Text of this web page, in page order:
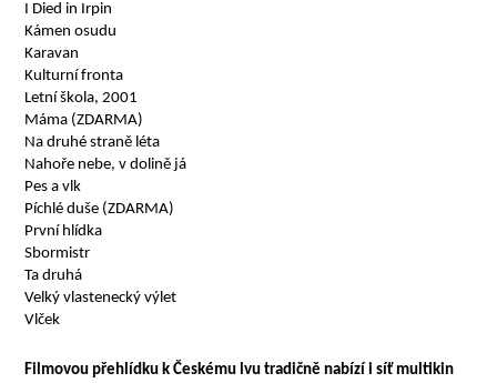
I Died in Irpin
Kámen osudu
Karavan
Kulturní fronta
Letní škola, 2001
Máma (ZDARMA)
Na druhé straně léta
Nahoře nebe, v dolině já
Pes a vlk
Píchlé duše (ZDARMA)
První hlídka
Sbormistr
Ta druhá
Velký vlastenecký výlet
Vlček
Filmovou přehlídku k Českému lvu tradičně nabízí i síť multikin